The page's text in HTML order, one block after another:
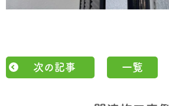
次の記事 一覧